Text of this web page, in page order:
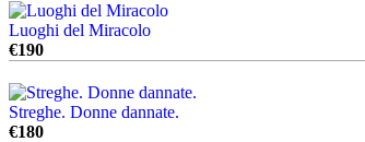
Luoghi del Miracolo
€190
Streghe. Donne dannate.
€180